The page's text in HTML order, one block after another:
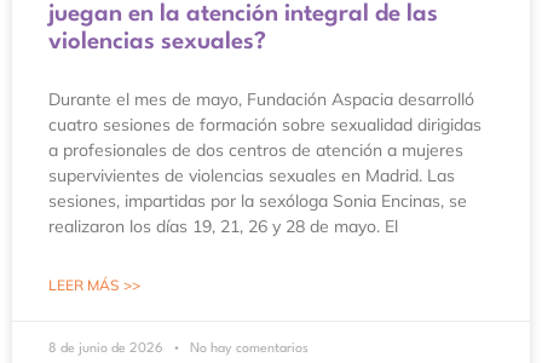
juegan en la atención integral de las
violencias sexuales?
Durante el mes de mayo, Fundación Aspacia desarrolló
cuatro sesiones de formación sobre sexualidad dirigidas
a profesionales de dos centros de atención a mujeres
supervivientes de violencias sexuales en Madrid. Las
sesiones, impartidas por la sexóloga Sonia Encinas, se
realizaron los días 19, 21, 26 y 28 de mayo. El
LEER MÁS >>
8 de junio de 2026 No hay comentarios